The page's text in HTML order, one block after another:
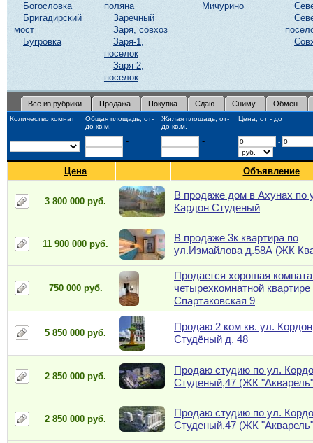
Богословка
Бригадирский
мост
Бугровка
поляна
Заречный
Заря, совхоз
Заря-1,
поселок
Заря-2,
поселок
Мичурино
Все из рубрики Продажа Покупка Сдаю Сниму Обмен
Количество комнат
Общая площадь, от-
до кв.м.
Жилая площадь, от-
до кв.м.
Цена, от - до
- - -
Цена Объявление
3 800 000 руб.
В продаже дом в Ахунах по
Кардон Студеный
11 900 000 руб.
В продаже 3к квартира по
ул.Измайлова д.58А (ЖК
750 000 руб.
Продается хорошая
четырехкомнатной
Спартаковская 9
5 850 000 руб.
Продаю 2 ком кв. ул. Кордон
Студёный д. 48
2 850 000 руб.
Продаю студию по ул.
Студеный,47 (ЖК
2 850 000 руб.
Продаю студию по ул.
Студеный,47 (ЖК